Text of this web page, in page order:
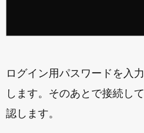
ログイン用パスワードを入
します。そのあとで接続し
認します。